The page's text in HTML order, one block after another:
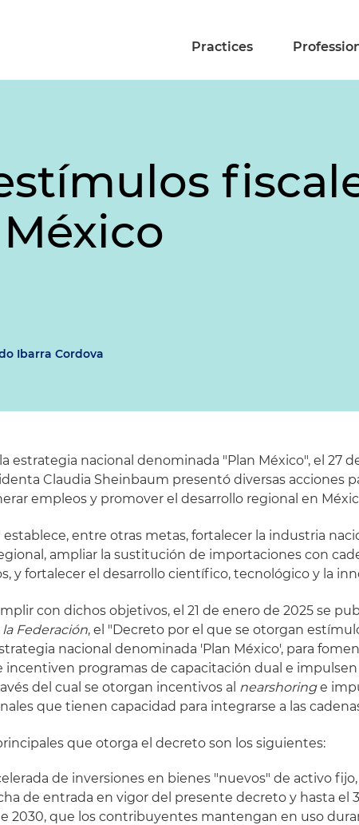
Practices
Ibarra Cordova
estrategia nacional denominada "Plan México", el 27
Claudia Sheinbaum presentó diversas acciones
empleos y promover el desarrollo regional en
establece, entre otras metas, fortalecer la industria
ampliar la sustitución de importaciones con
y fortalecer el desarrollo científico, tecnológico y la
con dichos objetivos, el 21 de enero de 2025 se
Federación, el "Decreto por el que se otorgan
nacional denominada 'Plan México', para
incentiven programas de capacitación dual e impulsen
del cual se otorgan incentivos al nearshoringe
que tienen capacidad para integrarse a las
que otorga el decreto son los siguientes:
de inversiones en bienes "nuevos" de activo
de entrada en vigor del presente decreto y hasta el
2030, que los contribuyentes mantengan en uso